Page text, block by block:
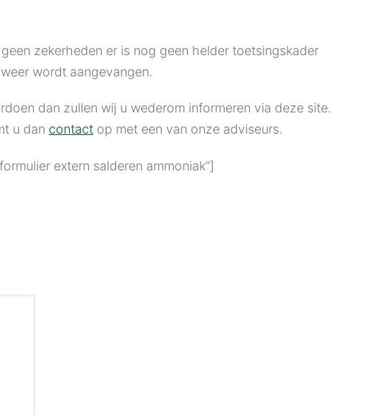
zekerheden er is nog geen helder toetsingskader
wordt aangevangen.
dan zullen wij u wederom informeren via deze site.
u dan contact op met een van onze adviseurs.
extern salderen ammoniak”]